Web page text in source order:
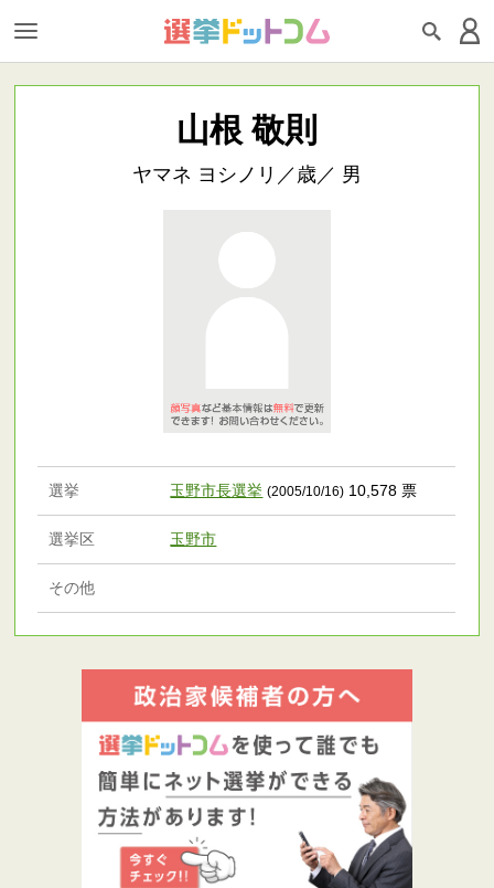
山根 敬則
ヤマネ ヨシノリ／歳／ 男
選挙 玉野市長選挙 (2005/10/16) 10,578 票
選挙区 玉野市
その他